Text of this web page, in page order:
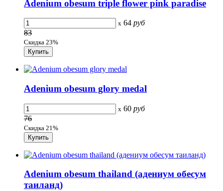
Adenium obesum triple flower pink paradise
x 64 руб
83
Скидка 23%
Adenium obesum glory medal
x 60 руб
76
Скидка 21%
Adenium obesum thailand (адениум обесум
таиланд)